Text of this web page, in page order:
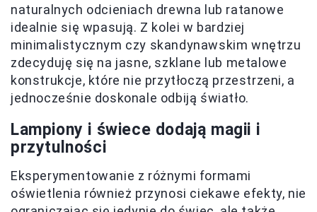
naturalnych odcieniach drewna lub ratanowe
idealnie się wpasują. Z kolei w bardziej
minimalistycznym czy skandynawskim wnętrzu
zdecyduję się na jasne, szklane lub metalowe
konstrukcje, które nie przytłoczą przestrzeni, a
jednocześnie doskonale odbiją światło.
Lampiony i świece dodają magii i
przytulności
Eksperymentowanie z różnymi formami
oświetlenia również przynosi ciekawe efekty, nie